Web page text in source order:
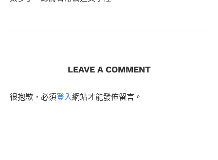
LEAVE A COMMENT
很抱歉，必須登入網站才能發佈留言。